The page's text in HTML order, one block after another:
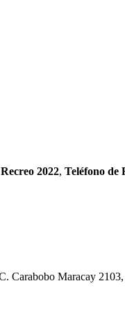
2022, Teléfono de
Carabobo Maracay